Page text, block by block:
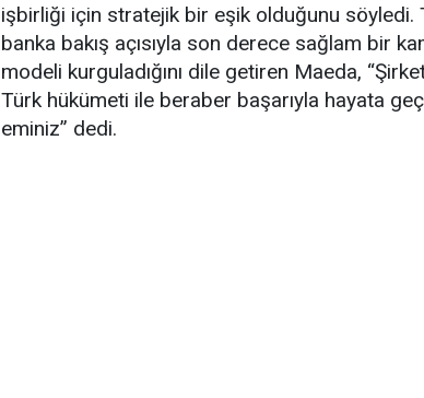
işbirliği için stratejik bir eşik olduğunu söyledi.
banka bakış açısıyla son derece sağlam bir
modeli kurguladığını dile getiren Maeda,
Türk hükümeti ile beraber başarıyla hayata
eminiz” dedi.